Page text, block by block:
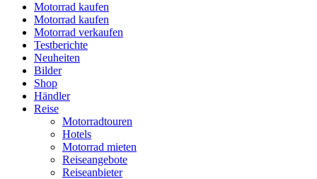
Motorrad kaufen
Motorrad kaufen
Motorrad verkaufen
Testberichte
Neuheiten
Bilder
Shop
Händler
Reise
Motorradtouren
Hotels
Motorrad mieten
Reiseangebote
Reiseanbieter